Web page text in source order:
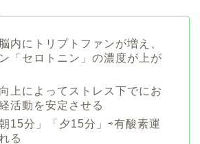
内にトリプトファンが増え、
「セロトニン」の濃度が上が
上によってストレス下でにお
活動を安定させる
15分」「夕15分」⇨有酸素運
る